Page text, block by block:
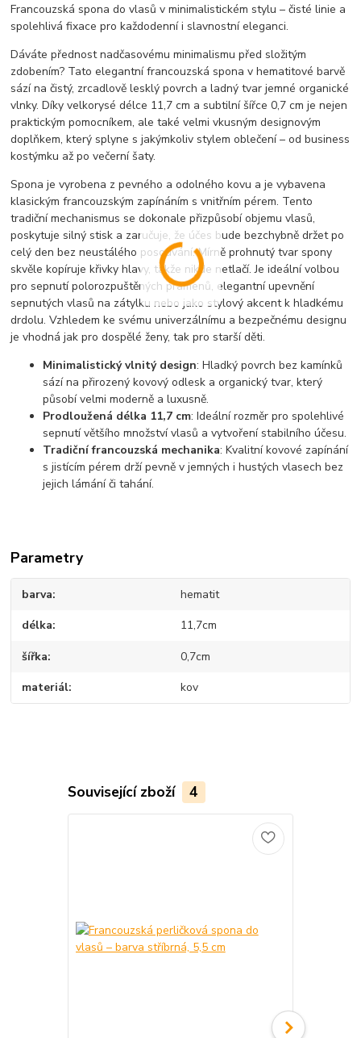
Francouzská spona do vlasů v minimalistickém stylu – čisté linie a
spolehlivá fixace pro každodenní i slavnostní eleganci.
Dáváte přednost nadčasovému minimalismu před složitým
zdobením? Tato elegantní francouzská spona v hematitové barvě
sází na čistý, zrcadlově lesklý povrch a ladný tvar jemné organické
vlnky. Díky velkorysé délce 11,7 cm a subtilní šířce 0,7 cm je nejen
praktickým pomocníkem, ale také velmi vkusným designovým
doplňkem, který splyne s jakýmkoliv stylem oblečení – od business
kostýmku až po večerní šaty.
Spona je vyrobena z pevného a odolného kovu a je vybavena
klasickým francouzským zapínáním s vnitřním pérem. Tento
tradiční mechanismus se dokonale přizpůsobí objemu vlasů,
poskytuje silný stisk a zaručuje, že účes bude bezchybně držet po
celý den bez neustálého posouvání. Mírně prohnutý tvar spony
skvěle kopíruje křivky hlavy, takže nikde netlačí. Je ideální volbou
pro sepnutí polorozpuštěných pramenů, elegantní upevnění
sepnutých vlasů na zátylku nebo jako stylový akcent k hladkému
drdolu. Vzhledem ke svému univerzálnímu a bezpečnému designu
je vhodná jak pro dospělé ženy, tak pro starší děti.
Minimalistický vlnitý design: Hladký povrch bez kamínků
sází na přirozený kovový odlesk a organický tvar, který
působí velmi moderně a luxusně.
Prodloužená délka 11,7 cm: Ideální rozměr pro spolehlivé
sepnutí většího množství vlasů a vytvoření stabilního účesu.
Tradiční francouzská mechanika: Kvalitní kovové zapínání
s jistícím pérem drží pevně v jemných i hustých vlasech bez
jejich lámání či tahání.
Parametry
barva hematit
délka 11,7cm
šířka 0,7cm
materiál kov
Související zboží 4